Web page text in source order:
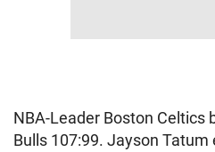
NBA-Leader Boston Celtics
Bulls 107:99. Jayson